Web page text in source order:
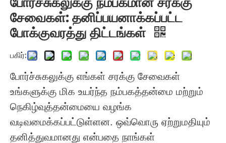
சேவைகள்: தனிப்பயனாக்கப்பட்ட
போக்குவரத்து திட்டங்கள்
பகிர்:
போர்ச்சுகலுக்கு எங்கள் சரக்கு சேவைகள்
உங்களுக்கு மிக உயர்ந்த நம்பகத்தன்மை மற்றும்
நெகிழ்வுத்தன்மையை வழங்க
வடிவமைக்கப்பட்டுள்ளன. ஒவ்வொரு ஏற்றுமதியும்
தனித்துவமானது என்பதை நாங்கள்